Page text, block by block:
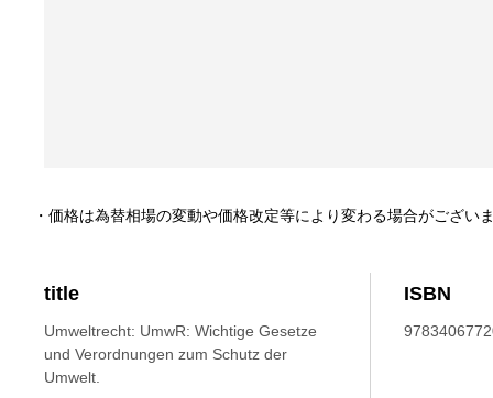
title
Umweltrecht: UmwR: Wichtige Gesetze
und Verordnungen zum Schutz der
Umwelt.
ISBN
・価格は為替相場の変動や価格改定等により変わる場合がござい